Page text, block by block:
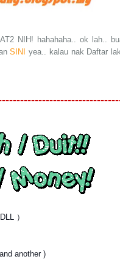
NIH! hahahaha.. ok lah..
SINI yea.. kalau nak Daftar
）
another )